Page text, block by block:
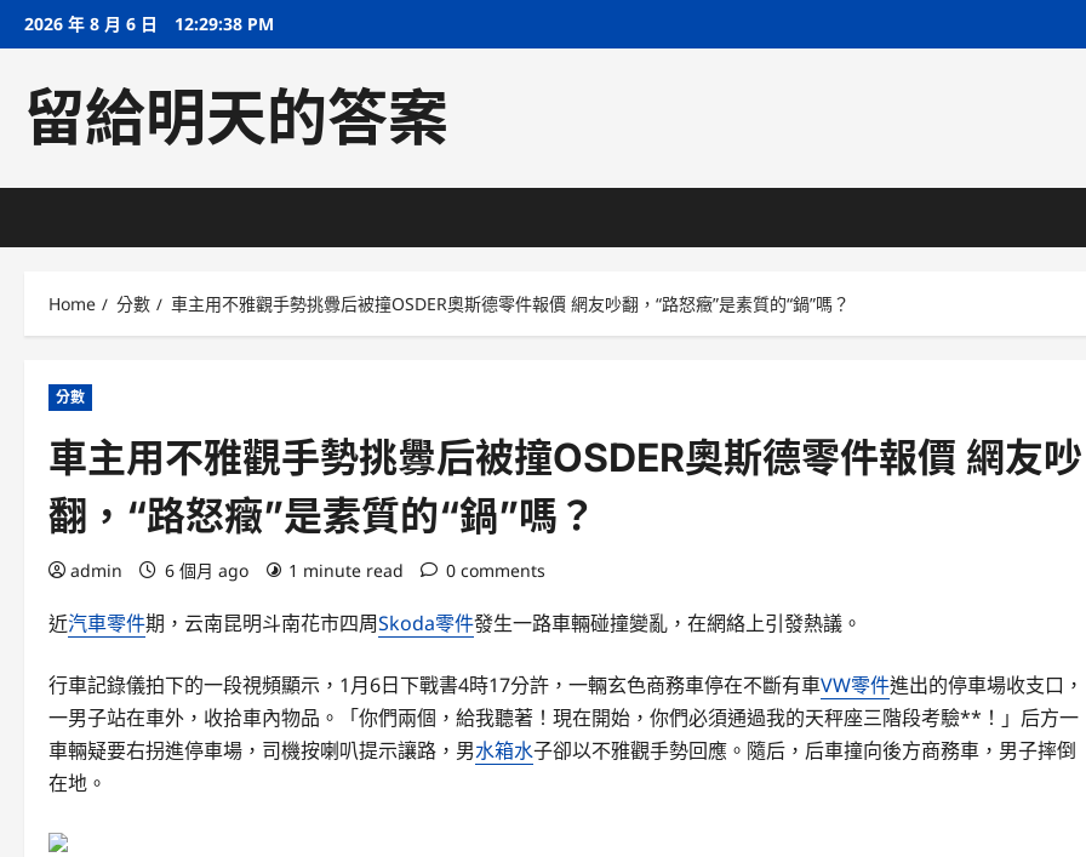
Skip2026 年 8 月 6 日 12:29:39 PM
留給明天的答案
Home 分數 車主用不雅觀手勢挑釁后被撞OSDER奧斯德零件報價 網友吵翻，“路怒癥”是素質的“鍋”嗎？
分數
車主用不雅觀手勢挑釁后被撞OSDER奧斯德零件報價 網友吵
翻，“路怒癥”是素質的“鍋”嗎？
admin 6 個月 ago 1 minute read 0 comments
近汽車零件期，云南昆明斗南花市四周Skoda零件發生一路車輛碰撞變亂，在網絡上引發熱議。
行車記錄儀拍下的一段視頻顯示，1月6日下戰書4時17分許，一輛玄色商務車停在不斷有車VW零件進出的停車場收支口，
一男子站在車外，收拾車內物品。「你們兩個，給我聽著！現在開始，你們必須通過我的天秤座三階段考驗**！」后方一
車輛疑要右拐進停車場，司機按喇叭提示讓路，男水箱水子卻以不雅觀手勢回應。隨后，后車撞向後方商務車，男子摔倒
在地。